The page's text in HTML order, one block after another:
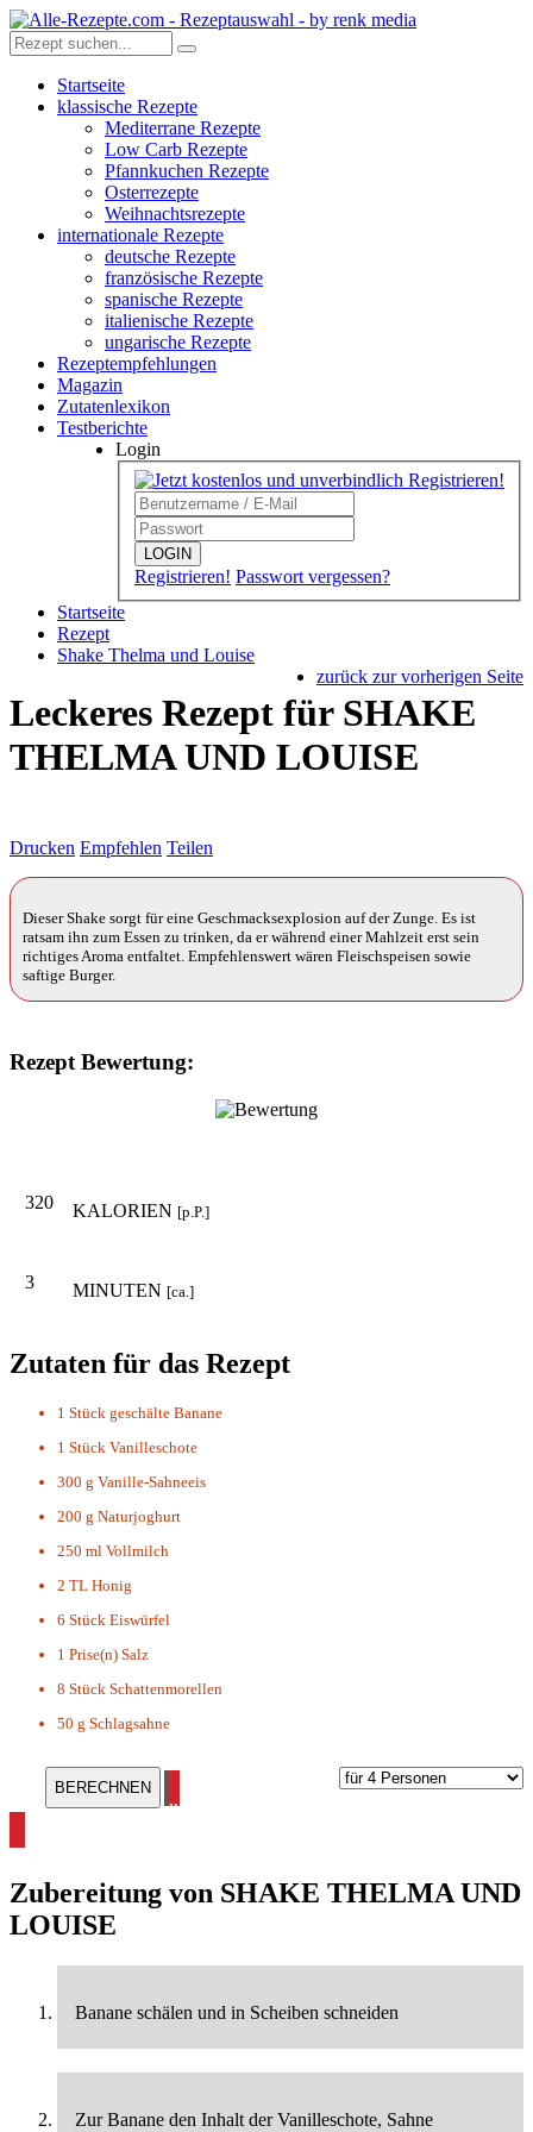
Startseite
klassische Rezepte
Mediterrane Rezepte
Low Carb Rezepte
Pfannkuchen Rezepte
Osterrezepte
Weihnachtsrezepte
internationale Rezepte
deutsche Rezepte
französische Rezepte
spanische Rezepte
italienische Rezepte
ungarische Rezepte
Rezeptempfehlungen
Magazin
Zutatenlexikon
Testberichte
Login
LOGIN
Registrieren! Passwort vergessen?
Startseite
Rezept
Shake Thelma und Louise
zurück zur vorherigen Seite
Leckeres Rezept für SHAKE
THELMA UND LOUISE
Drucken Empfehlen Teilen
Dieser Shake sorgt für eine Geschmacksexplosion auf der Zunge. Es ist
ratsam ihn zum Essen zu trinken, da er während einer Mahlzeit erst sein
richtiges Aroma entfaltet. Empfehlenswert wären Fleischspeisen sowie
saftige Burger.
Rezept Bewertung:
320 KALORIEN [p.P.]
3 MINUTEN [ca.]
Zutaten für das Rezept
1 Stück geschälte Banane
1 Stück Vanilleschote
300 g Vanille-Sahneeis
200 g Naturjoghurt
250 ml Vollmilch
2 TL Honig
6 Stück Eiswürfel
1 Prise(n) Salz
8 Stück Schattenmorellen
50 g Schlagsahne
alle Shake Rezepte ansehen
Zubereitung von SHAKE THELMA UND
LOUISE
Banane schälen und in Scheiben schneiden
Zur Banane den Inhalt der Vanilleschote, Sahne